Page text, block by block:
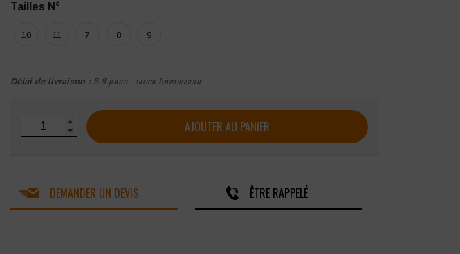
Tailles N°
10 11 7 8 9
Délai de livraison : 5-8 jours - stock fournisseur
quantité de Gant Payper Pilot55Top Cuir de vachette avec doublure coton ( lot de 12
AJOUTER AU PANIER
DEMANDER UN DEVIS ÊTRE RAPPELÉ